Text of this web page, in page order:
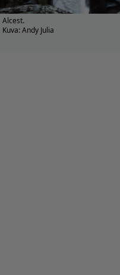
Alcest.
Kuva: Andy Julia